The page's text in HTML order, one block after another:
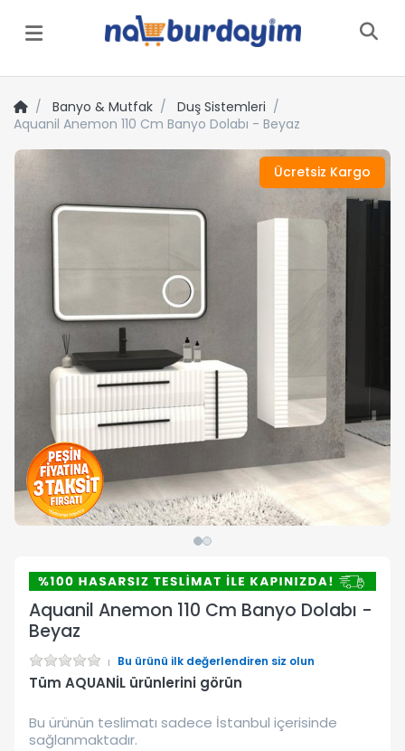
Menü
Banyo & Mutfak
Duş Sistemleri
Aquanil Anemon 110 Cm Banyo Dolabı - Beyaz
Ücretsiz Kargo
Aquanil Anemon 110 Cm Banyo Dolabı -
Beyaz
Bu ürünü ilk değerlendiren siz olun
Tüm AQUANİL ürünlerini görün
Bu ürünün teslimatı sadece İstanbul içerisinde
sağlanmaktadır.